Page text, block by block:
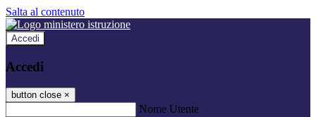
Salta al contenuto
Accedi
Accedi
button close ×
Nome Utente